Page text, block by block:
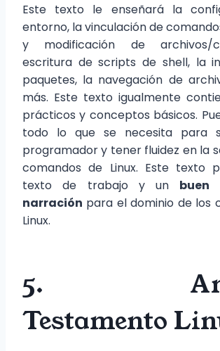
Este texto le enseñará la
entorno, la vinculación de
y modificación de archivos/
escritura de scripts de shell, la
paquetes, la navegación de
más. Este texto igualmente
prácticos y conceptos básicos.
todo lo que se necesita para
programador y tener fluidez en la
comandos de Linux. Este texto
texto de trabajo y un buen
narración para el dominio de los
Linux.
5.
Testamento